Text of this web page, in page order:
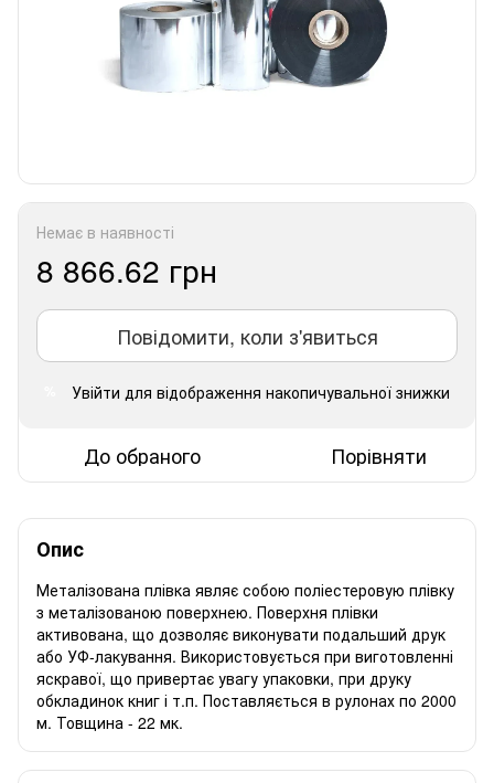
Немає в наявності
8 866.62 грн
Повідомити, коли з'явиться
Увійти для відображення накопичувальної знижки
До обраного Порівняти
Опис
Металізована плівка являє собою поліестеровую плівку
з металізованою поверхнею. Поверхня плівки
активована, що дозволяє виконувати подальший друк
або УФ-лакування. Використовується при виготовленні
яскравої, що привертає увагу упаковки, при друку
обкладинок книг і т.п. Поставляється в рулонах по 2000
м. Товщина - 22 мк.